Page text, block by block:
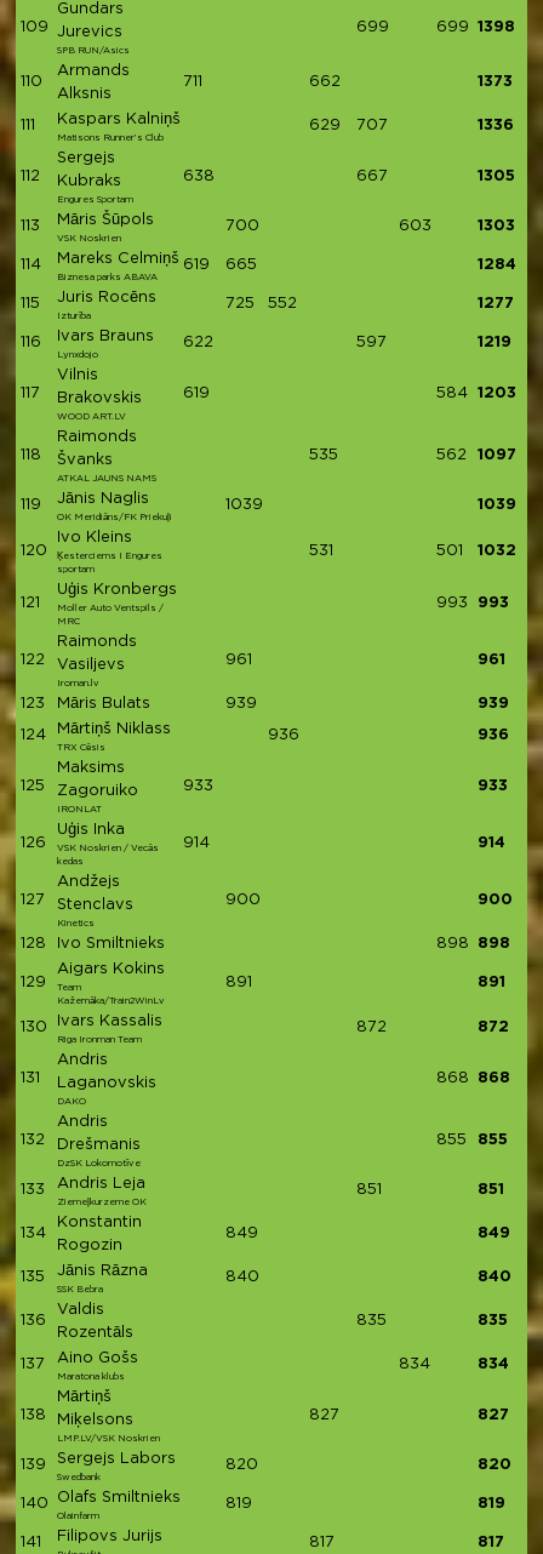
109
Gundars
Jurevics
SPB RUN/Asics
699 699 1398
110
Armands
Alksnis
711 662 1373
111 Kaspars Kalniņš
Matisons Runner’s Club
629 707 1336
112
Sergejs
Kubraks
Engures Sportam
638 667 1305
113 Māris Šūpols
VSK Noskrien
700 603 1303
114 Mareks Celmiņš
Biznesa parks ABAVA
619 665 1284
115 Juris Rocēns
Izturība
725 552 1277
116 Ivars Brauns
Lynxdojo
622 597 1219
117
Vilnis
Brakovskis
WOOD ART.LV
619 584 1203
118
Raimonds
Švanks
ATKAL JAUNS NAMS
535 562 1097
119 Jānis Naglis
OK Meridiāns/FK Priekuļi
1039 1039
120
Ivo Kleins
Ķesterciems I Engures
sportam
531 501 1032
121
Uģis Kronbergs
Moller Auto Ventspils /
MRC
993 993
122
Raimonds
Vasiljevs
Iroman.lv
961 961
123 Māris Bulats 939 939
124 Mārtiņš Niklass
TRX Cēsis
936 936
125
Maksims
Zagoruiko
IRONLAT
933 933
126
Uģis Inka
VSK Noskrien / Vecās
kedas
914 914
127
Andžejs
Stenclavs
Kinetics
900 900
128 Ivo Smiltnieks 898 898
129
Aigars Kokins
Team
Kažemāka/Train2WinLv
891 891
130 Ivars Kassalis
Riga Ironman Team
872 872
131
Andris
Laganovskis
DAKO
868 868
132
Andris
Drešmanis
DzSK Lokomotīve
855 855
133 Andris Leja
Ziemeļkurzeme OK
851 851
134
Konstantin
Rogozin
849 849
135 Jānis Rāzna
SSK Bebra
840 840
136
Valdis
Rozentāls
835 835
137 Aino Gošs
Maratona klubs
834 834
138
Mārtiņš
Miķelsons
LMP.LV/VSK Noskrien
827 827
139 Sergejs Labors
Swedbank
820 820
140 Olafs Smiltnieks
Olainfarm
819 819
141 Filipovs Jurijs 817 817